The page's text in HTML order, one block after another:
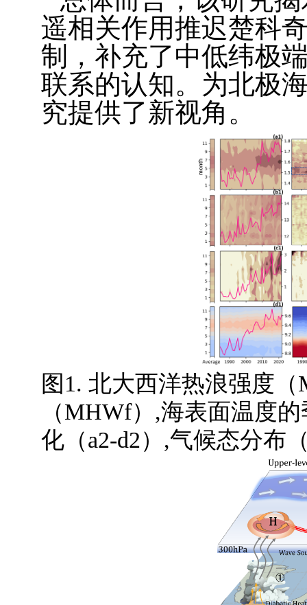
遥相关作用推迟楚科
制，补充了中低纬极
联系的认知。为北极
究提供了新视角。
图 1. 北大西洋热浪强度（
（MHWf） ,海表面温度的
化（a2-d2） ,气候态分布